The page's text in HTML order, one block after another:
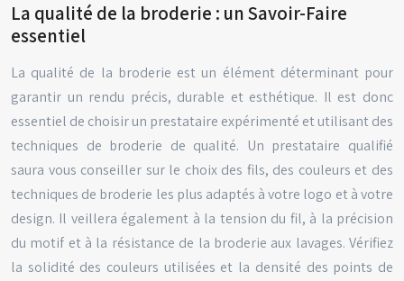
La qualité de la broderie : un Savoir-Faire
essentiel
La qualité de la broderie est un élément déterminant pour
garantir un rendu précis, durable et esthétique. Il est donc
essentiel de choisir un prestataire expérimenté et utilisant des
techniques de broderie de qualité. Un prestataire qualifié
saura vous conseiller sur le choix des fils, des couleurs et des
techniques de broderie les plus adaptés à votre logo et à votre
design. Il veillera également à la tension du fil, à la précision
du motif et à la résistance de la broderie aux lavages. Vérifiez
la solidité des couleurs utilisées et la densité des points de